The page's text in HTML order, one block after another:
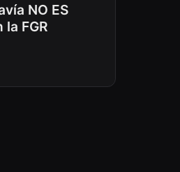
NO ES
la FGR